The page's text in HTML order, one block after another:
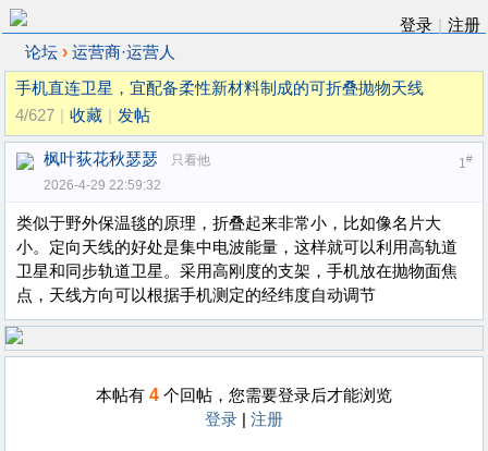
登录
注册
论坛 › 运营商·运营人
手机直连卫星，宜配备柔性新材料制成的可折叠抛物天线
4/627
收藏 发帖
1#
枫叶荻花秋瑟瑟
只看他
2026-4-29 22:59:32
类似于野外保温毯的原理，折叠起来非常小，比如像名片大
小。定向天线的好处是集中电波能量，这样就可以利用高轨道
卫星和同步轨道卫星。采用高刚度的支架，手机放在抛物面焦
点，天线方向可以根据手机测定的经纬度自动调节
本帖有 4 个回帖，您需要登录后才能浏览
登录
注册